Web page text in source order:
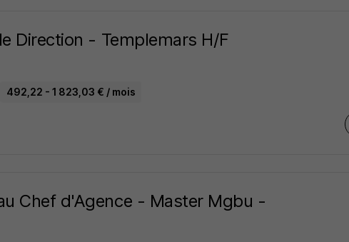
Direction - Templemars H/F
492,22 - 1 823,03 € / mois
Chef d'Agence - Master Mgbu -